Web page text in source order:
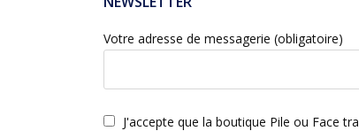
Votre adresse de messagerie (obligatoire)
J'accepte que la boutique Pile ou Face